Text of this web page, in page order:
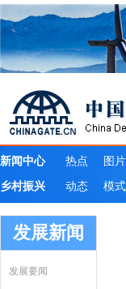
发展新闻
发展要闻